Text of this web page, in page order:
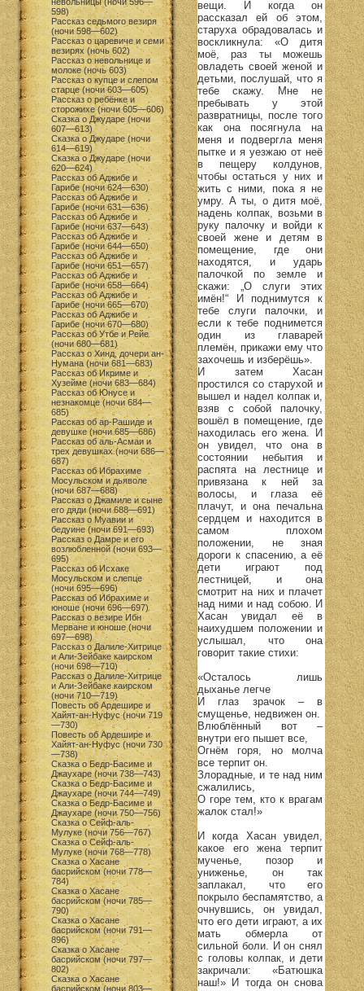
598)
Рассказ седьмого везиря
(ночи 598—602)
Рассказ о царевиче и семи
везирях (ночь 602)
Рассказ о невольнице и
молоке (ночь 603)
Рассказ о купце и слепом
старце (ночи 603—605)
Рассказ о ребёнке и
сторожихе (ночи 605—606)
Сказка о Джударе (ночи
607—613)
Сказка о Джударе (ночи
614—619)
Сказка о Джударе (ночи
620—624)
Рассказ об Аджибе и
Гарибе (ночи 624—630)
Рассказ об Аджибе и
Гарибе (ночи 631—636)
Рассказ об Аджибе и
Гарибе (ночи 637—643)
Рассказ об Аджибе и
Гарибе (ночи 644—650)
Рассказ об Аджибе и
Гарибе (ночи 651—657)
Рассказ об Аджибе и
Гарибе (ночи 658—664)
Рассказ об Аджибе и
Гарибе (ночи 665—670)
Рассказ об Аджибе и
Гарибе (ночи 670—680)
Рассказ об Утбе и Рейе
(ночи 680—681)
Рассказ о Хинд, дочери ан-
Нумана (ночи 681—683)
Рассказ об Икриме и
Хузейме (ночи 683—684)
Рассказ об Юнусе и
незнакомце (ночи 684—
685)
Рассказ об ар-Рашиде и
девушке (ночи 685—686)
Рассказ об аль-Асмаи и
трех девушках (ночи 686—
687)
Рассказ об Ибрахиме
Мосульском и дьяволе
(ночи 687—688)
Рассказ о Джамиле и сыне
его дяди (ночи 688—691)
Рассказ о Муавии и
бедуине (ночи 691—693)
Рассказ о Дамре и его
возлюбленной (ночи 693—
695)
Рассказ об Исхаке
Мосульском и слепце
(ночи 695—696)
Рассказ об Ибрахиме и
юноше (ночи 696—697)
Рассказ о везире Ибн
Мерване и юноше (ночи
697—698)
Рассказ о Далиле-Хитрице
и Али-Зейбаке каирском
(ночи 698—710)
Рассказ о Далиле-Хитрице
и Али-Зейбаке каирском
(ночи 710—719)
Повесть об Ардешире и
Хайят-ан-Нуфус (ночи 719
—730)
Повесть об Ардешире и
Хайят-ан-Нуфус (ночи 730
—738)
Сказка о Бедр-Басиме и
Джаухаре (ночи 738—743)
Сказка о Бедр-Басиме и
Джаухаре (ночи 744—749)
Сказка о Бедр-Басиме и
Джаухаре (ночи 750—756)
Сказка о Сейф-аль-
Мулуке (ночи 756—767)
Сказка о Сейф-аль-
Мулуке (ночи 768—778)
Сказка о Хасане
басрийском (ночи 778—
784)
Сказка о Хасане
басрийском (ночи 785—
790)
Сказка о Хасане
басрийском (ночи 791—
896)
Сказка о Хасане
басрийском (ночи 797—
802)
Сказка о Хасане
басрийском (ночи 803—
вещи. И когда он
рассказал ей об этом,
старуха обрадовалась и
воскликнула: «О дитя
моё, раз ты можешь
овладеть своей женой и
детьми, послушай, что я
тебе скажу. Мне не
пребывать у этой
развратницы, после того
как она посягнула на
меня и подвергла меня
пытке и я уезжаю от неё
в пещеру колдунов,
чтобы остаться у них и
жить с ними, пока я не
умру. А ты, о дитя моё,
надень колпак, возьми в
руку палочку и войди к
своей жене и детям в
помещение, где они
находятся, и ударь
палочкой по земле и
скажи: „О слуги этих
имён!“ И поднимутся к
тебе слуги палочки, и
если к тебе поднимется
один из главарей
племён, прикажи ему что
захочешь и изберёшь».
И затем Хасан
простился со старухой и
вышел и надел колпак и,
взяв с собой палочку,
вошёл в помещение, где
находилась его жена. И
он увидел, что она в
состоянии небытия и
распята на лестнице и
привязана к ней за
волосы, и глаза её
плачут, и она печальна
сердцем и находится в
самом плохом
положении, не зная
дороги к спасению, а её
дети играют под
лестницей, и она
смотрит на них и плачет
над ними и над собою. И
Хасан увидал её в
наихудшем положении и
услышал, что она
говорит такие стихи:
«Осталось лишь
дыханье легче
И глаз зрачок – в
смущенье, недвижен он.
Влюблённый вот –
внутри его пышет все,
Огнём горя, но молча
все терпит он.
Злорадные, и те над ним
сжалились,
О горе тем, кто к врагам
жалок стал!»
И когда Хасан увидел,
какое его жена терпит
мученье, позор и
униженье, он так
заплакал, что его
покрыло беспамятство, а
очнувшись, он увидал,
что его дети играют, а их
мать обмерла от
сильной боли. И он снял
с головы колпак, и дети
закричали: «Батюшка
наш!» И тогда он снова